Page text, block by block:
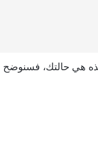
هذه هي حالتك،